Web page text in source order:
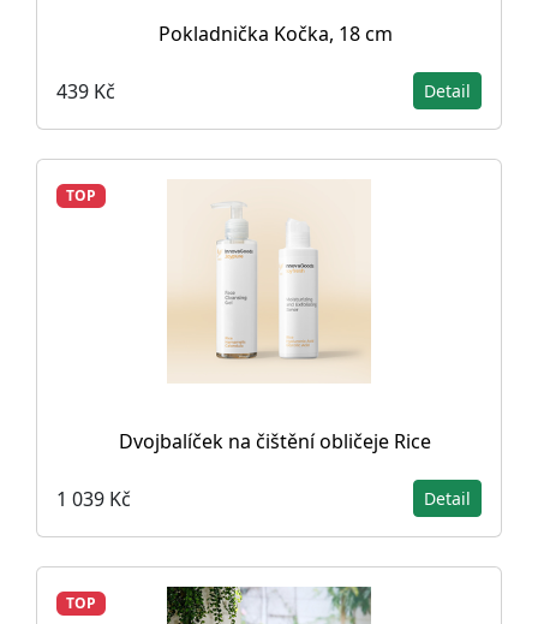
Pokladnička Kočka, 18 cm
439 Kč Detail
TOP
Dvojbalíček na čištění obličeje Rice
1 039 Kč Detail
TOP